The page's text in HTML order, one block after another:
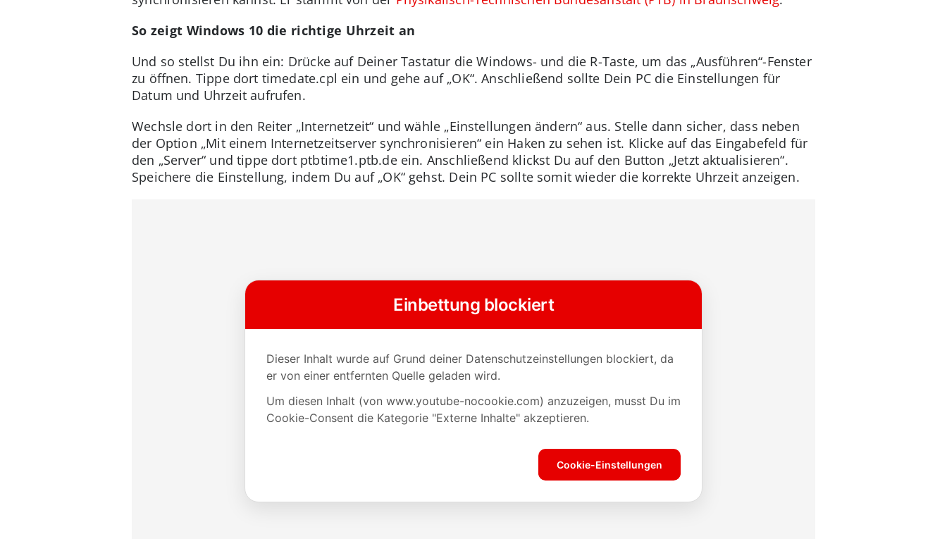
So zeigt Windows 10 die richtige Uhrzeit an
Und so stellst Du ihn ein: Drücke auf Deiner Tastatur die Windows- und die R-Taste, um das „Ausführen“-Fenster
zu öffnen. Tippe dort timedate.cpl ein und gehe auf „OK“. Anschließend sollte Dein PC die Einstellungen für
Datum und Uhrzeit aufrufen.
Wechsle dort in den Reiter „Internetzeit“ und wähle „Einstellungen ändern“ aus. Stelle dann sicher, dass neben
der Option „Mit einem Internetzeitserver synchronisieren“ ein Haken zu sehen ist. Klicke auf das Eingabefeld für
den „Server“ und tippe dort ptbtime1.ptb.de ein. Anschließend klickst Du auf den Button „Jetzt aktualisieren“.
Speichere die Einstellung, indem Du auf „OK“ gehst. Dein PC sollte somit wieder die korrekte Uhrzeit anzeigen.